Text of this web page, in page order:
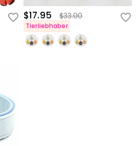
$17.95 $33.00
Tierliebhaber